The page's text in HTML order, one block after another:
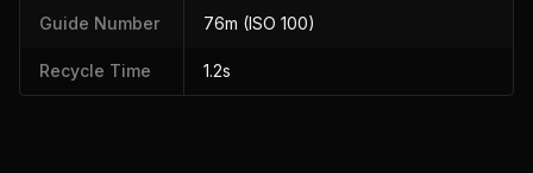
Guide Number 76m (ISO 100)
Recycle Time 1.2s